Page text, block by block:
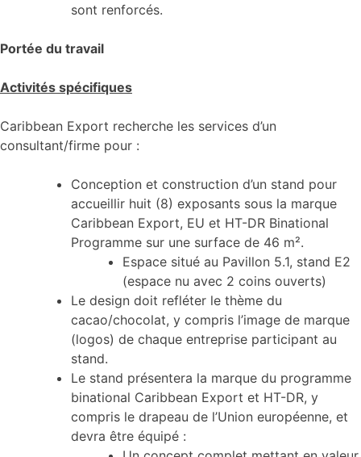
sont renforcés.
Portée du travail
Activités spécifiques
Caribbean Export recherche les services d’un
consultant/firme pour :
Conception et construction d’un stand pour
accueillir huit (8) exposants sous la marque
Caribbean Export, EU et HT-DR Binational
Programme sur une surface de 46 m².
Espace situé au Pavillon 5.1, stand E2
(espace nu avec 2 coins ouverts)
Le design doit refléter le thème du
cacao/chocolat, y compris l’image de marque
(logos) de chaque entreprise participant au
stand.
Le stand présentera la marque du programme
binational Caribbean Export et HT-DR, y
compris le drapeau de l’Union européenne, et
devra être équipé :